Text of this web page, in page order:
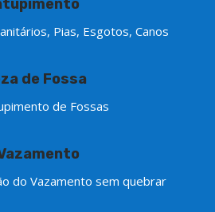
Pias, Esgotos, Canos
de Fossa
de Fossas
do Vazamento sem quebrar